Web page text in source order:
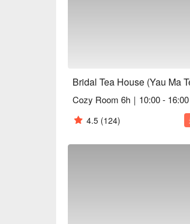
Bridal Tea House (Yau Ma
Cozy Room 6h｜10:00 - 16:00
4.5 (124)